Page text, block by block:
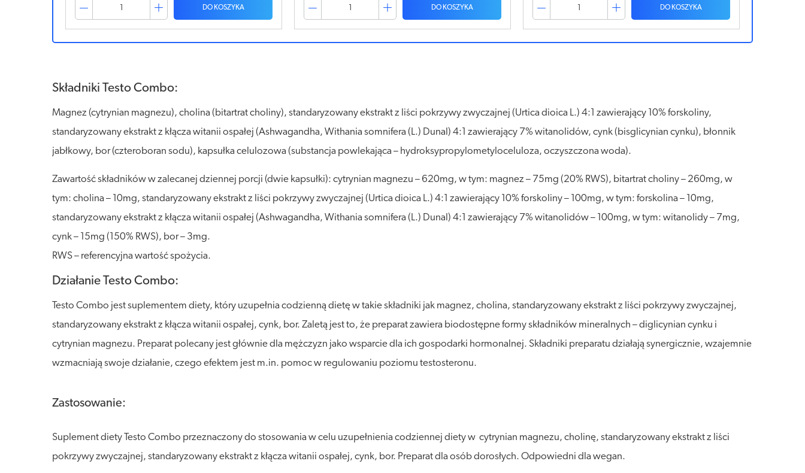
DO KOSZYKA DO KOSZYKA DO KOSZYKA
Składniki Testo Combo:
Magnez (cytrynian magnezu), cholina (bitartrat choliny), standaryzowany ekstrakt z liści pokrzywy zwyczajnej (Urtica dioica L.) 4:1 zawierający 10% forskoliny,
standaryzowany ekstrakt z kłącza witanii ospałej (Ashwagandha, Withania somnifera (L.) Dunal) 4:1 zawierający 7% witanolidów, cynk (bisglicynian cynku), błonnik
jabłkowy, bor (czteroboran sodu), kapsułka celulozowa (substancja powlekająca – hydroksypropylometyloceluloza, oczyszczona woda).
Zawartość składników w zalecanej dziennej porcji (dwie kapsułki): cytrynian magnezu – 620mg, w tym: magnez – 75mg (20% RWS), bitartrat choliny – 260mg, w
tym: cholina – 10mg, standaryzowany ekstrakt z liści pokrzywy zwyczajnej (Urtica dioica L.) 4:1 zawierający 10% forskoliny – 100mg, w tym: forskolina – 10mg,
standaryzowany ekstrakt z kłącza witanii ospałej (Ashwagandha, Withania somnifera (L.) Dunal) 4:1 zawierający 7% witanolidów – 100mg, w tym: witanolidy – 7mg,
cynk – 15mg (150% RWS), bor – 3mg.
RWS – referencyjna wartość spożycia.
Działanie Testo Combo:
Testo Combo jest suplementem diety, który uzupełnia codzienną dietę w takie składniki jak magnez, cholina, standaryzowany ekstrakt z liści pokrzywy zwyczajnej,
standaryzowany ekstrakt z kłącza witanii ospałej, cynk, bor. Zaletą jest to, że preparat zawiera biodostępne formy składników mineralnych – diglicynian cynku i
cytrynian magnezu. Preparat polecany jest głównie dla mężczyzn jako wsparcie dla ich gospodarki hormonalnej. Składniki preparatu działają synergicznie, wzajemnie
wzmacniają swoje działanie, czego efektem jest m.in. pomoc w regulowaniu poziomu testosteronu.
Zastosowanie:
Suplement diety Testo Combo przeznaczony do stosowania w celu uzupełnienia codziennej diety w cytrynian magnezu, cholinę, standaryzowany ekstrakt z liści
pokrzywy zwyczajnej, standaryzowany ekstrakt z kłącza witanii ospałej, cynk, bor. Preparat dla osób dorosłych. Odpowiedni dla wegan.